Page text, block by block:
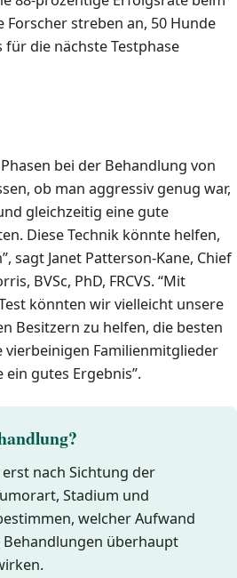
Forscher streben an, 50 Hunde
die nächste Testphase
bei der Behandlung von
ob man aggressiv genug war,
gleichzeitig eine gute
Diese Technik könnte helfen,
sagt Janet Patterson-Kane, Chief
BVSc, PhD, FRCVS. “Mit
könnten wir vielleicht unsere
Besitzern zu helfen, die besten
Familienmitglieder
gutes Ergebnis”.
nach Sichtung der
Stadium und
welcher Aufwand
überhaupt